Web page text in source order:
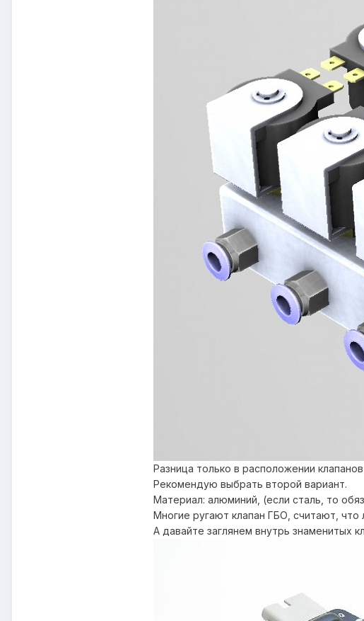
Разница только в расположении
Рекомендую выбрать второй вариант.
Материал: алюминий, (если сталь, то
Многие ругают клапан ГБО, считают,
А давайте заглянем внутрь знаменитых